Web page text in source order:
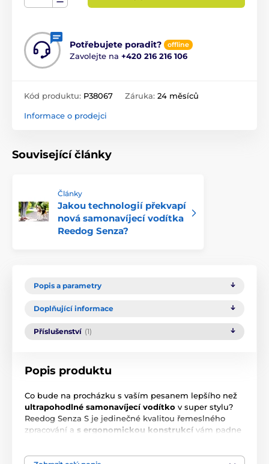
Potřebujete poradit? offline
Zavolejte na +420 216 216 106
Kód produktu: P38067 Záruka: 24 měsíců
Informace o prodejci
Související články
Články
Jakou technologií překvapí
nová samonavíjecí vodítka
Reedog Senza?
Popis a parametry
Doplňující informace
Příslušenství (1)
Popis produktu
Co bude na procházku s vaším pesanem lepšího než
ultrapohodlné samonavíjecí vodítko v super stylu?
Reedog Senza S je jedinečné kvalitou řemeslného
zpracování a s ergonomickou konstrukcí vám padne